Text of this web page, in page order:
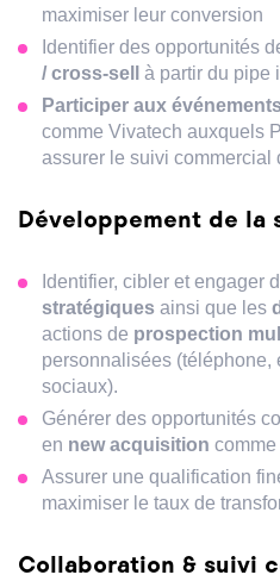
maximiser leur conversion
Identifier des opportunités
/ cross-sell
à partir du pipe
Participer aux
comme Vivatech auxquels
assurer le suivi commercial
Développement de la
Identifier, cibler et engager
stratégiques ainsi que les
actions de prospection
personnalisées (téléphone,
sociaux).
Générer des opportunités
en new acquisition comme
Assurer une qualification
maximiser le taux de
Collaboration & suivi